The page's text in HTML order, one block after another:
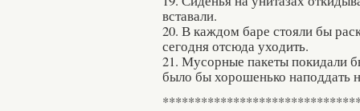
вставали.
20. В каждом баре стояли бы
сегодня отсюда уходить.
21. Мусорные пакеты покидали
было бы хорошенько наподдать